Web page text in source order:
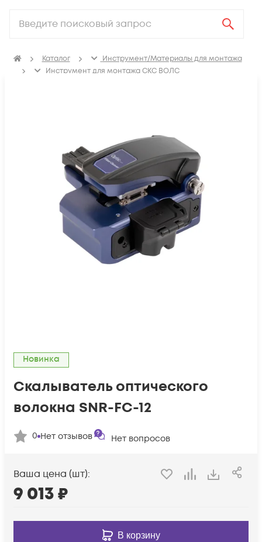
Каталог
Инструмент/Материалы для монтажа
Инструмент для монтажа СКС ВОЛС
Новинка
Скалыватель оптического
волокна SNR-FC-12
0 Нет отзывов Нет вопросов
Ваша цена (шт):
9 013₽
В корзину